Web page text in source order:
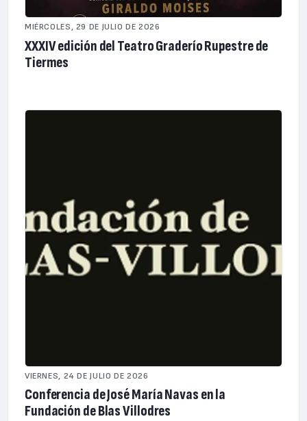
MIÉRCOLES, 29 DE JULIO DE 2026
XXXIV edición del Teatro Graderío Rupestre de
Tiermes
VIERNES, 24 DE JULIO DE 2026
Conferencia de José María Navas en la
Fundación de Blas Villodres